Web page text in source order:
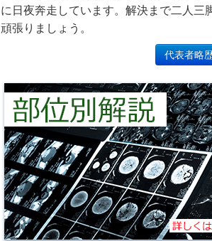
に日夜奔走しています。解決まで二人三
頑張りましょう。
代表者略